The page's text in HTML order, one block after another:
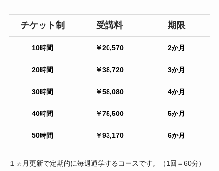
チケット制 受講料 期限
10時間 ￥20,570 2か月
20時間 ￥38,720 3か月
30時間 ￥58,080 4か月
40時間 ￥75,500 5か月
50時間 ￥93,170 6か月
１ヵ月更新で定期的に毎週通学するコースです。（1回＝60分）